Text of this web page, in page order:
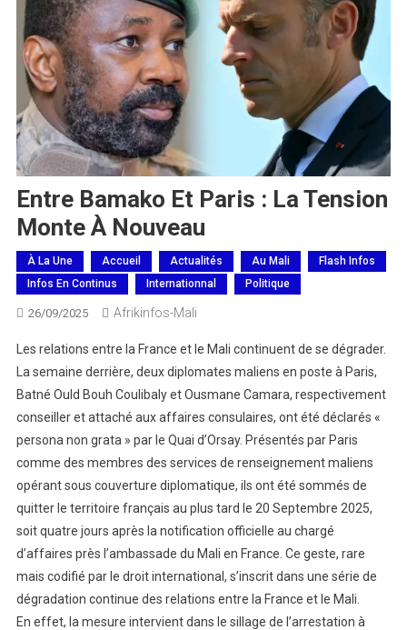
Entre Bamako Et Paris : La Tension
Monte À Nouveau
À La Une Accueil Actualités Au Mali
Flash Infos
Infos En Continus
Internationnal Politique
26/09/2025 Afrikinfos-Mali
Les relations entre la France et le Mali continuent de se dégrader.
La semaine derrière, deux diplomates maliens en poste à Paris,
Batné Ould Bouh Coulibaly et Ousmane Camara, respectivement
conseiller et attaché aux affaires consulaires, ont été déclarés «
persona non grata » par le Quai d’Orsay. Présentés par Paris
comme des membres des services de renseignement maliens
opérant sous couverture diplomatique, ils ont été sommés de
quitter le territoire français au plus tard le 20 Septembre 2025,
soit quatre jours après la notification officielle au chargé
d’affaires près l’ambassade du Mali en France. Ce geste, rare
mais codifié par le droit international, s’inscrit dans une série de
dégradation continue des relations entre la France et le Mali.
En effet, la mesure intervient dans le sillage de l’arrestation à